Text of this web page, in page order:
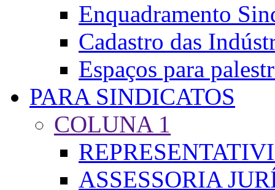
Enquadramento
Cadastro das
Espaços para
PARA SINDICATOS
COLUNA 1
ASSESSORIA